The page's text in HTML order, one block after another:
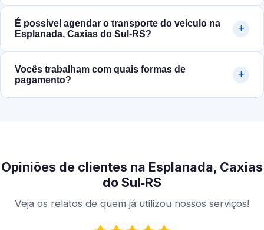
É possível agendar o transporte do veículo na
Esplanada, Caxias do Sul‑RS?
Vocês trabalham com quais formas de
pagamento?
Opiniões de clientes na Esplanada, Caxias
do Sul‑RS
Veja os relatos de quem já utilizou nossos serviços!